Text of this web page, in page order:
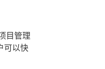
目管理
可以快